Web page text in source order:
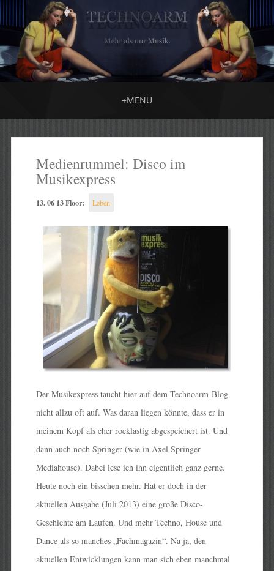
+MENU
Medienrummel: Disco im
Musikexpress
13. 06 13 Floor: Leben
Der Musikexpress taucht hier auf dem Technoarm-Blog
nicht allzu oft auf. Was daran liegen könnte, dass er in
meinem Kopf als eher rocklastig abgespeichert ist. Und
dann auch noch Springer (wie in Axel Springer
Mediahouse). Dabei lese ich ihn eigentlich ganz gerne.
Heute noch ein bisschen mehr. Hat er doch in der
aktuellen Ausgabe (Juli 2013) eine große Disco-
Geschichte am Laufen. Und mehr Techno, House und
Dance als so manches „Fachmagazin“. Na ja, den
aktuellen Entwicklungen kann man sich eben manchmal